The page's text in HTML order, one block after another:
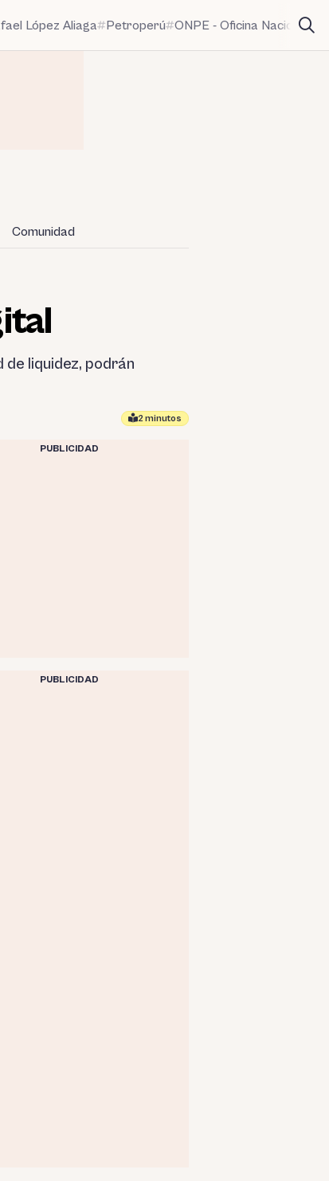
López Aliaga Petroperú ONPE - Oficina Nacional
Comunidad
de liquidez, podrán
2 minutos
PUBLICIDAD
PUBLICIDAD